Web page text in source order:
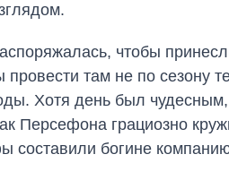
чтобы
провести там не по
Хотя день был
Персефона грациозно
составили богине